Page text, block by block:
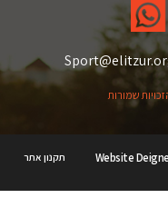
שמורות
Website תקנון אתר